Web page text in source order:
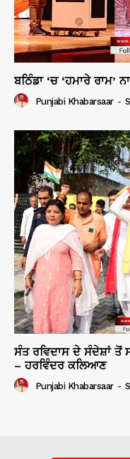
ਬਠਿੰਡਾ ‘ਚ ‘ਹਮਾਰੇ ਰਾਮ’
Punjabi Khabarsaar -
ਸੰਤ ਰਵਿਦਾਸ ਦੇ ਸੰਦੇਸ਼ਾਂ ਤੋਂ
– ਹਰਵਿੰਦਰ ਕਲਿਆਣ
Punjabi Khabarsaar -